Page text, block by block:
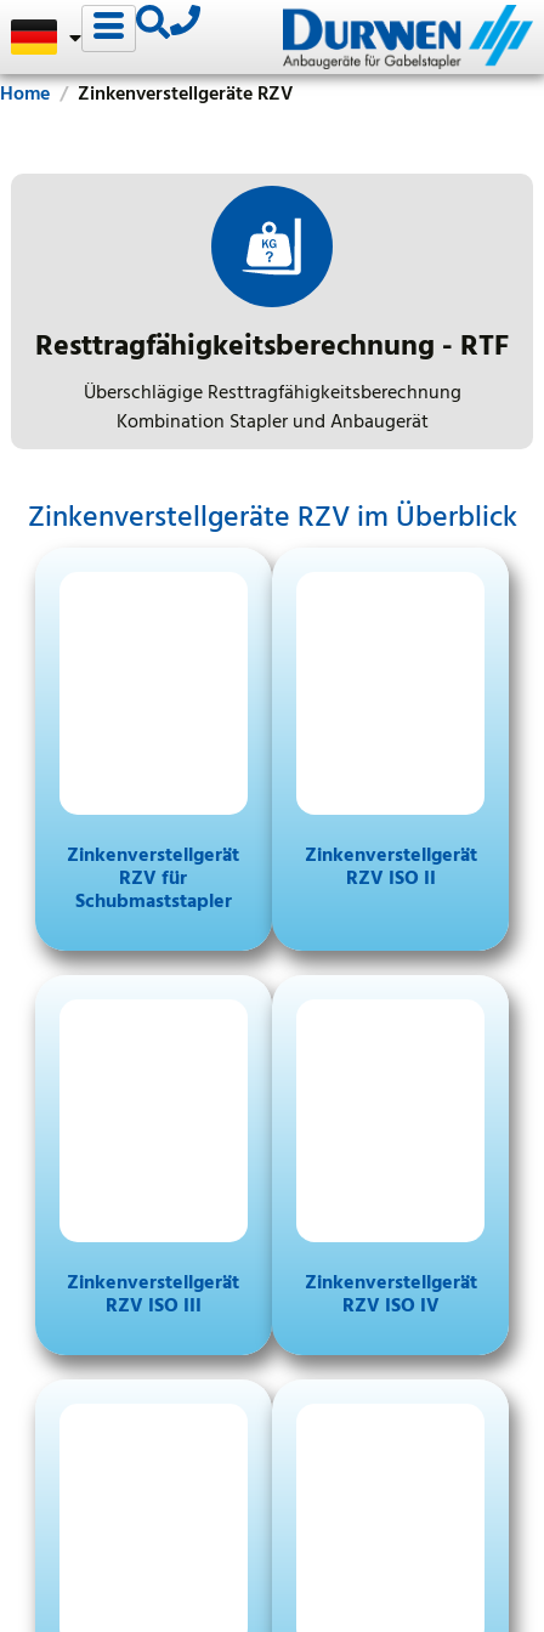
Home Zinkenverstellgeräte RZV
Resttragfähigkeitsberechnung - RTF
Überschlägige Resttragfähigkeitsberechnung
Kombination Stapler und Anbaugerät
Zinkenverstellgeräte RZV im Überblick
Zinkenverstellgerät
RZV für
Schubmaststapler
Zinkenverstellgerät
RZV ISO II
Zinkenverstellgerät
RZV ISO III
Zinkenverstellgerät
RZV ISO IV